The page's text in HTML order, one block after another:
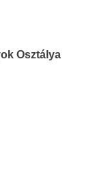
Osztálya